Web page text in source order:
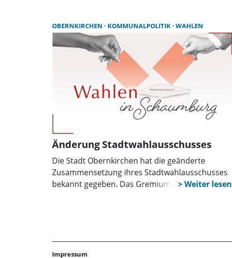
möglichen zentralen Rathauses auf der
Tagesordnung.
OBERNKIRCHEN KOMMUNALPOLITIK WAHLEN
Änderung Stadtwahlausschusses
Die Stadt Obernkirchen hat die geänderte
Zusammensetzung ihres Stadtwahlausschusses
bekannt gegeben. Das Gremium ist für die
Bürgermeisterin.
Impressum